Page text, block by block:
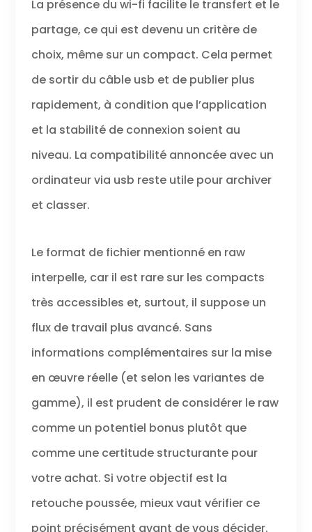
La présence du wi-fi facilite le transfert et le
partage, ce qui est devenu un critère de
choix, même sur un compact. Cela permet
de sortir du câble usb et de publier plus
rapidement, à condition que l’application
et la stabilité de connexion soient au
niveau. La compatibilité annoncée avec un
ordinateur via usb reste utile pour archiver
et classer.
Le format de fichier mentionné en raw
interpelle, car il est rare sur les compacts
très accessibles et, surtout, il suppose un
flux de travail plus avancé. Sans
informations complémentaires sur la mise
en œuvre réelle (et selon les variantes de
gamme), il est prudent de considérer le raw
comme un potentiel bonus plutôt que
comme une certitude structurante pour
votre achat. Si votre objectif est la
retouche poussée, mieux vaut vérifier ce
point précisément avant de vous décider.